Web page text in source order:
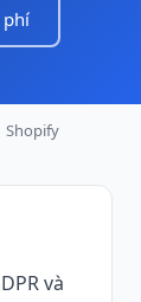
Shopify
và